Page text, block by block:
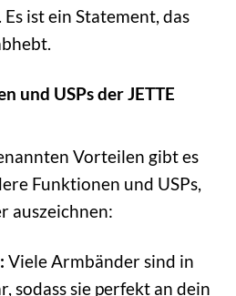
ist ein Statement, das
und USPs der JETTE
Vorteilen gibt es
Funktionen und USPs,
auszeichnen:
Viele Armbänder sind in
sodass sie perfekt an dein